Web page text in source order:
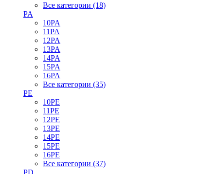
Все категории (18)
PA
10PA
11PA
12PA
13PA
14PA
15PA
16PA
Все категории (35)
PE
10PE
11PE
12PE
13PE
14PE
15PE
16PE
Все категории (37)
PD